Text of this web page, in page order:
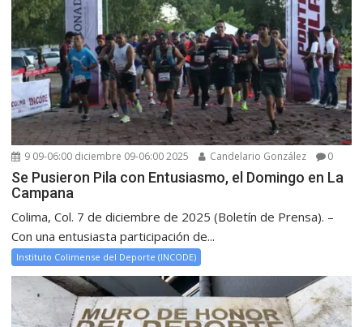
9 09-06:00 diciembre 09-06:00 2025 Candelario González 0
Se Pusieron Pila con Entusiasmo, el Domingo en La
Campana
Colima, Col. 7 de diciembre de 2025 (Boletín de Prensa). –
Con una entusiasta participación de...
Instituto Colimense del Deporte (INCODE)